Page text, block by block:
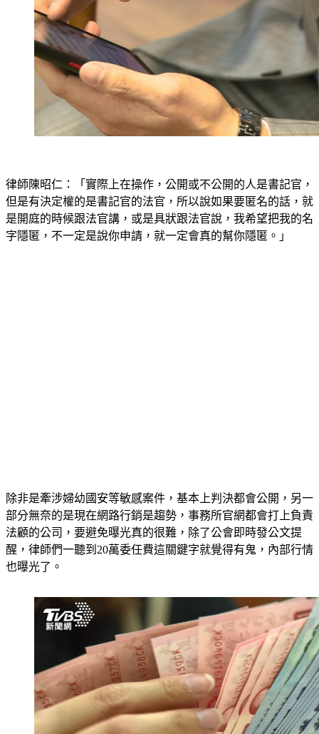
律師陳昭仁：「實際上在操作，公開或不公開的人是書記官，
但是有決定權的是書記官的法官，所以說如果要匿名的話，就
是開庭的時候跟法官講，或是具狀跟法官說，我希望把我的名
除非是牽涉婦幼國安等敏感案件，基本上判決都會公開，另一
部分無奈的是現在網路行銷是趨勢，事務所官網都會打上負責
法顧的公司，要避免曝光真的很難，除了公會即時發公文提
醒，律師們一聽到20萬委任費這關鍵字就覺得有鬼，內部行情